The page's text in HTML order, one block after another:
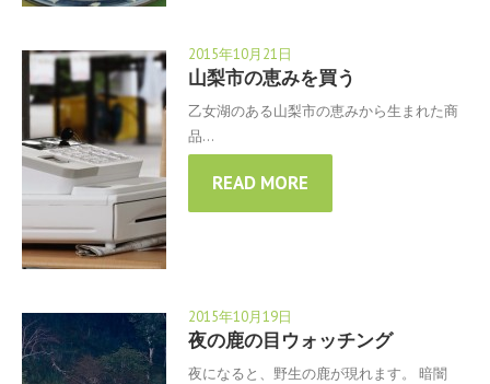
2015年10月21日
山梨市の恵みを買う
乙女湖のある山梨市の恵みから生まれた商
品…
READ MORE
2015年10月19日
夜の鹿の目ウォッチング
夜になると、野生の鹿が現れます。 暗闇